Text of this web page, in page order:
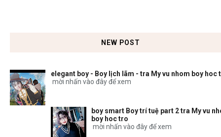
NEW POST
elegant boy - Boy lịch lãm - tra My vu nhom boy hoc
mời nhấn vào đây để xem
boy smart Boy trí tuệ part 2 tra My vu
boy hoc tro
mời nhấn vào đây để xem